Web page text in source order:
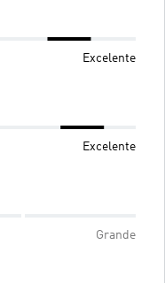
Excelente
Excelente
Grande